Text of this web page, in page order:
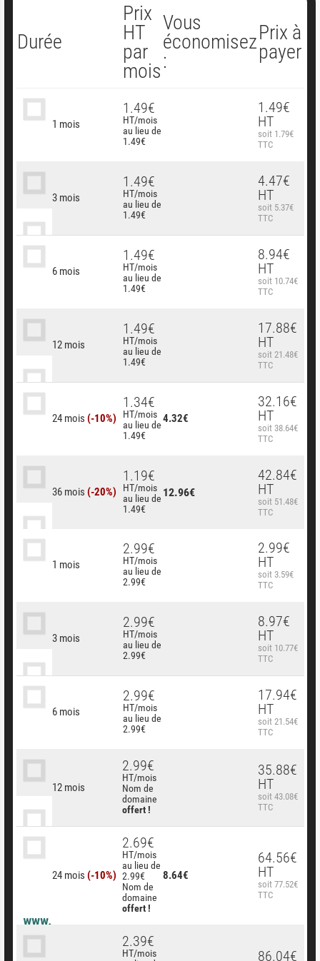
Durée
Prix
HT
par
mois
Vous
économisez
:
Prix à
payer
1 mois
1.49€
HT/mois
au lieu de
1.49€
1.49€
HT
soit 1.79€
TTC
3 mois
1.49€
HT/mois
au lieu de
1.49€
4.47€
HT
soit 5.37€
TTC
6 mois
1.49€
HT/mois
au lieu de
1.49€
8.94€
HT
soit 10.74€
TTC
12 mois
1.49€
HT/mois
au lieu de
1.49€
17.88€
HT
soit 21.48€
TTC
24 mois (-10%)
1.34€
HT/mois
au lieu de
1.49€
4.32€
32.16€
HT
soit 38.64€
TTC
36 mois (-20%)
1.19€
HT/mois
au lieu de
1.49€
12.96€
42.84€
HT
soit 51.48€
TTC
1 mois
2.99€
HT/mois
au lieu de
2.99€
2.99€
HT
soit 3.59€
TTC
3 mois
2.99€
HT/mois
au lieu de
2.99€
8.97€
HT
soit 10.77€
TTC
6 mois
2.99€
HT/mois
au lieu de
2.99€
17.94€
HT
soit 21.54€
TTC
12 mois
2.99€
HT/mois
Nom de
domaine
offert !
35.88€
HT
soit 43.08€
TTC
24 mois (-10%)
2.69€
HT/mois
au lieu de
2.99€
Nom de
domaine
offert !
8.64€
64.56€
HT
soit 77.52€
TTC
2.39€
HT/mois
86.04€